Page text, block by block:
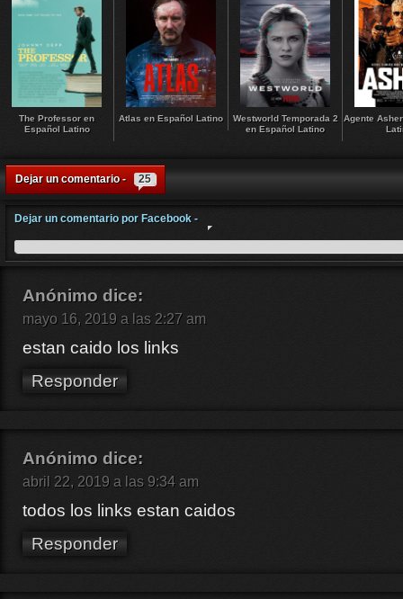
The Professor en
Español Latino
Atlas en Español Latino
Westworld Temporada 2
en Español Latino
Agente
Dejar un comentario - 25
Dejar un comentario por Facebook -
Anónimo dice:
mayo 16, 2019 a las 2:27 am
estan caido los links
Responder
Anónimo dice:
abril 22, 2019 a las 9:34 am
todos los links estan caidos
Responder